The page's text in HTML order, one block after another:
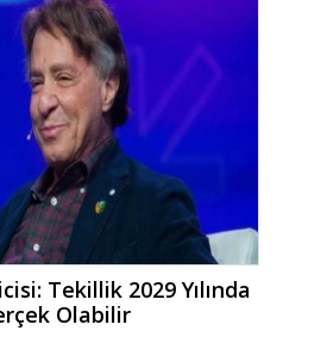
Tekillik 2029 Yılında
Olabilir